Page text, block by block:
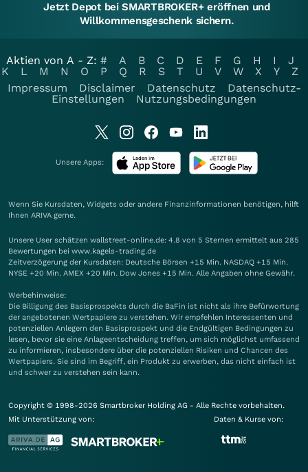
Jetzt Depot bei SMARTBROKER+ eröffnen und
Willkommensgeschenk sichern.
Aktien von A - Z: # A B C D E F G H I
J
K
L M N O P Q R S T U V W X Y
Z
Impressum
Disclaimer Datenschutz
Datenschutz-
Einstellungen
Nutzungsbedingungen
Unsere Apps:
Wenn Sie Kursdaten, Widgets oder andere Finanzinformationen benötigen, hilft
Ihnen ARIVA gerne.
Unsere User schätzen wallstreet-online.de: 4.8 von 5 Sternen ermittelt aus 285
Bewertungen bei www.kagels-trading.de
Zeitverzögerung der Kursdaten: Deutsche Börsen +15 Min. NASDAQ +15 Min.
NYSE +20 Min. AMEX +20 Min. Dow Jones +15 Min. Alle Angaben ohne Gewähr.
Werbehinweise:
Die Billigung des Basisprospekts durch die BaFin ist nicht als ihre Befürwortung
der angebotenen Wertpapiere zu verstehen. Wir empfehlen Interessenten und
potenziellen Anlegern den Basisprospekt und die Endgültigen Bedingungen zu
lesen, bevor sie eine Anlageentscheidung treffen, um sich möglichst umfassend
zu informieren, insbesondere über die potenziellen Risiken und Chancen des
Wertpapiers. Sie sind im Begriff, ein Produkt zu erwerben, das nicht einfach ist
und schwer zu verstehen sein kann.
Copyright © 1998-2026 Smartbroker Holding AG - Alle Rechte vorbehalten.
Mit Unterstützung von:
Daten & Kurse von: